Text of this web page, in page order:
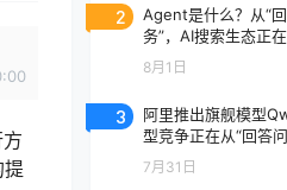
2
Agent是什么？从“
务”，AI搜索生态正
8月1日
3
阿里推出旗舰模型
型竞争正在从“回答
务”
7月31日